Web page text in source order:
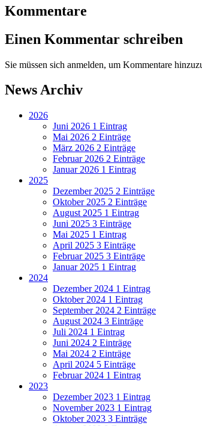
Kommentare
Einen Kommentar schreiben
Sie müssen sich anmelden, um Kommentare
News Archiv
2026
Juni 2026 1 Eintrag
Mai 2026 2 Einträge
März 2026 2 Einträge
Februar 2026 2 Einträge
Januar 2026 1 Eintrag
2025
Dezember 2025 2 Einträge
Oktober 2025 2 Einträge
August 2025 1 Eintrag
Juni 2025 3 Einträge
Mai 2025 1 Eintrag
April 2025 3 Einträge
Februar 2025 3 Einträge
Januar 2025 1 Eintrag
2024
Dezember 2024 1 Eintrag
Oktober 2024 1 Eintrag
September 2024 2 Einträge
August 2024 3 Einträge
Juli 2024 1 Eintrag
Juni 2024 2 Einträge
Mai 2024 2 Einträge
April 2024 5 Einträge
Februar 2024 1 Eintrag
2023
Dezember 2023 1 Eintrag
November 2023 1 Eintrag
Oktober 2023 3 Einträge